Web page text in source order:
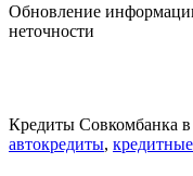
Обновление
неточности
Кредиты Совкомбанка
автокредиты,